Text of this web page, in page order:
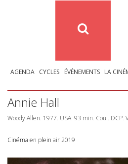
AGENDA CYCLES ÉVÉNEMENTS LA
Annie Hall
Woody Allen. 1977. USA. 93 min. Coul. DCP.
Cinéma en plein air 2019